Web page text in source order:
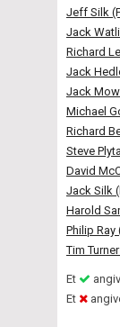
Jeff Silk
Jack
Richard
Jack
Jack
Michael
Richard
Steve
David
Jack Silk
Harold
Philip Ray
Tim
Et
Et